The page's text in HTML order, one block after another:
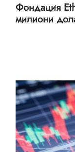
Фондация
милиони